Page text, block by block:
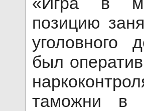
позицию
уголовного
был
таможни в